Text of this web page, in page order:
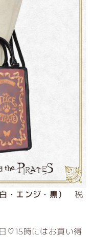
・エンジ・黒） 税
♡15時にはお買い得